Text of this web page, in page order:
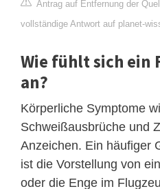
Antrag auf Entfernung der
vollständige Antwort auf planet-
Wie fühlt sich ein
an?
Körperliche Symptome
Schweißausbrüche und
Anzeichen. Ein häufiger
ist die Vorstellung von
oder die Enge im